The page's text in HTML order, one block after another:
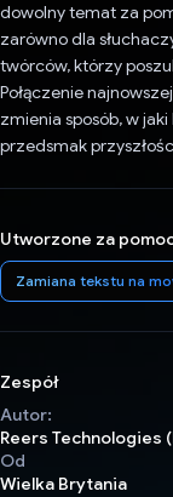
dowolny temat za
zarówno dla
twórców, którzy
Połączenie
zmienia sposób, w
przedsmak
Utworzone za
Zamiana tekstu na
Zespół
Autor:
Reers Technologies
Od
Wielka Brytania